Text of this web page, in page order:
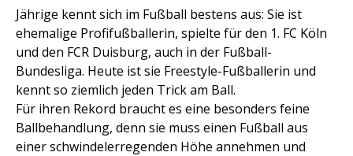
Jährige kennt sich im Fußball bestens aus: Sie ist
ehemalige Profifußballerin, spielte für den 1. FC Köln
und den FCR Duisburg, auch in der Fußball-
Bundesliga. Heute ist sie Freestyle-Fußballerin und
kennt so ziemlich jeden Trick am Ball.
Für ihren Rekord braucht es eine besonders feine
Ballbehandlung, denn sie muss einen Fußball aus
einer schwindelerregenden Höhe annehmen und